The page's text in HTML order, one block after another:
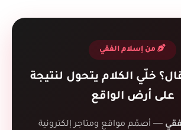
من إسلام الفقي
خلّي الكلام يتحول لنتيجة
على أرض الواقع
— أصمّم مواقع ومتاجر إلكترونية